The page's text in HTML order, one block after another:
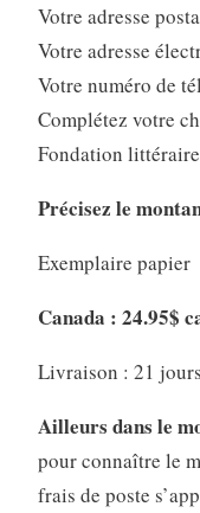
Votre adresse
Votre adresse
Votre numéro de
Complétez votre
Fondation
Précisez le
Exemplaire papier
Canada : 24.95$
Livraison : 21
Ailleurs dans le
pour connaître le
frais de poste